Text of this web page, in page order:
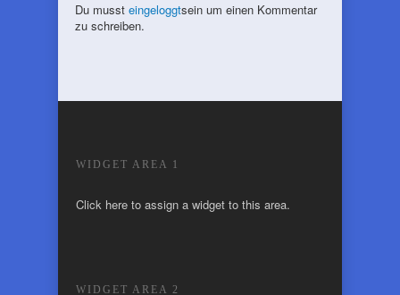
Du musst eingeloggtsein um einen Kommentar
zu schreiben.
WIDGET AREA 1
Click here to assign a widget to this area.
WIDGET AREA 2